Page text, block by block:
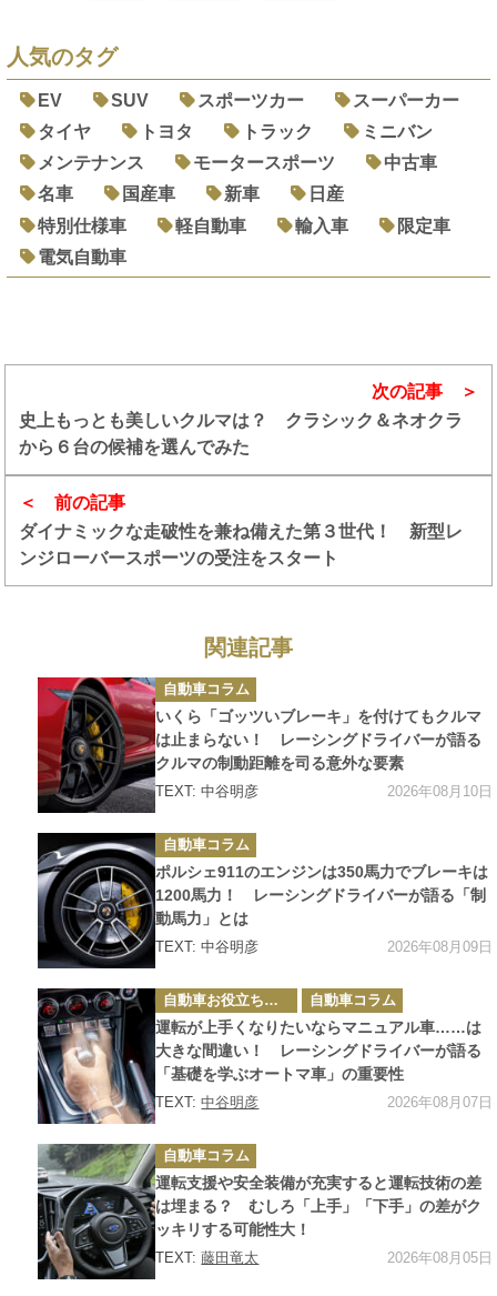
人気のタグ
EV SUV スポーツカー
スーパーカー
タイヤ
トヨタ トラック
ミニバン
メンテナンス
モータースポーツ
中古車
名車
国産車 新車
日産
特別仕様車
軽自動車 輸入車
限定車
電気自動車
前の記事
ダイナミックな走破性を兼ね備えた第３世代！ 新型レ
ンジローバースポーツの受注をスタート
次の記事
史上もっとも美しいクルマは？ クラシック＆ネオクラ
から６台の候補を選んでみた
関連記事
カ
テ
ゴ
リ
ー
自動車コラム
いくら「ゴッツいブレーキ」を付けてもクルマ
は止まらない！ レーシングドライバーが語る
クルマの制動距離を司る意外な要素
TEXT: 中谷明彦 2026年08月10日
カ
テ
ゴ
リ
ー
自動車コラム
ポルシェ911のエンジンは350馬力でブレーキは
1200馬力！ レーシングドライバーが語る「制
動馬力」とは
TEXT: 中谷明彦 2026年08月09日
カ
テ
ゴ
リ
ー
自動車お役立ち情報 自動車コラム
運転が上手くなりたいならマニュアル車……は
大きな間違い！ レーシングドライバーが語る
「基礎を学ぶオートマ車」の重要性
TEXT:中谷明彦 2026年08月07日
カ
テ
ゴ
リ
ー
自動車コラム
運転支援や安全装備が充実すると運転技術の差
は埋まる？ むしろ「上手」「下手」の差がク
ッキリする可能性大！
TEXT:藤田竜太 2026年08月05日